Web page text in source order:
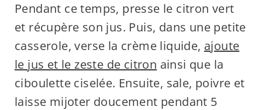
Pendant ce temps, presse le citron vert
et récupère son jus. Puis, dans une petite
casserole, verse la crème liquide, ajoute
le jus et le zeste de citron ainsi que la
ciboulette ciselée. Ensuite, sale, poivre et
laisse mijoter doucement pendant 5